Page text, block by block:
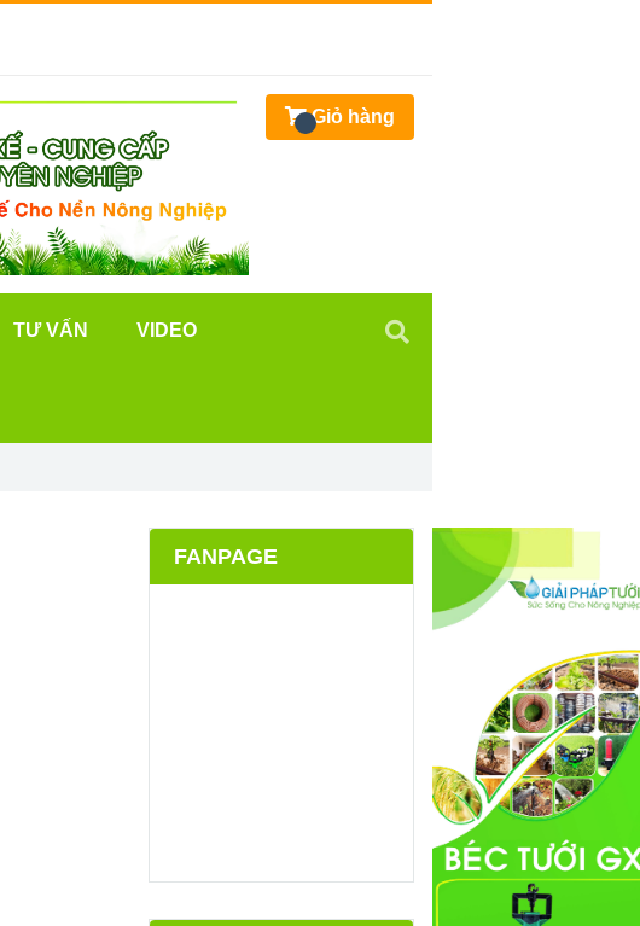
FANPAGE
Giỏ hàng
TƯ VẤN VIDEO